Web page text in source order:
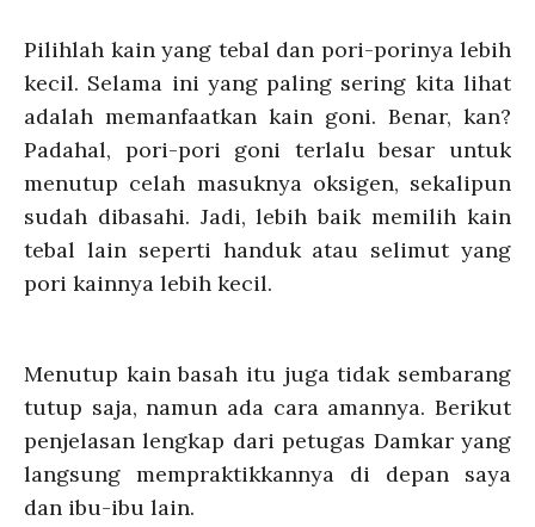
Pilihlah kain yang tebal dan pori-porinya lebih
kecil. Selama ini yang paling sering kita lihat
adalah memanfaatkan kain goni. Benar, kan?
Padahal, pori-pori goni terlalu besar untuk
menutup celah masuknya oksigen, sekalipun
sudah dibasahi. Jadi, lebih baik memilih kain
tebal lain seperti handuk atau selimut yang
pori kainnya lebih kecil.
Menutup kain basah itu juga tidak sembarang
tutup saja, namun ada cara amannya. Berikut
penjelasan lengkap dari petugas Damkar yang
langsung mempraktikkannya di depan saya
dan ibu-ibu lain.